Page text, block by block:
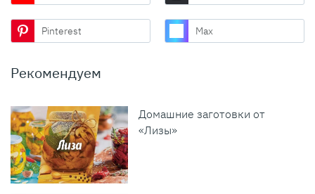
Pinterest Max
Рекомендуем
Домашние заготовки от
«Лизы»